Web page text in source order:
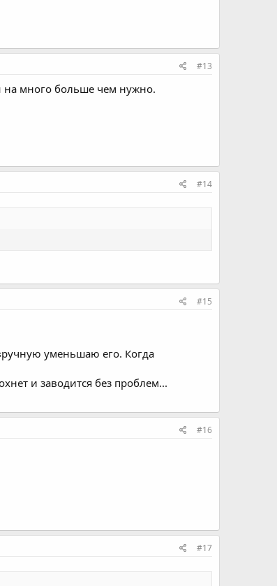
#13
на много больше чем нужно.
#14
#15
уменьшаю его. Когда
и заводится без проблем...
#16
#17